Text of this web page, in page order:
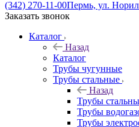
(342) 270-11-00Пермь, ул.
Заказать звонок
Каталог
Назад
Каталог
Трубы чугунные
Трубы стальные
Назад
Трубы
Трубы
Трубы